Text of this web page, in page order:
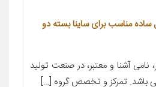
ساده مناسب برای ساینا بسته دو
آشنا و معتبر، در صنعت تولید
باشد. تمرکز و تخصص گروه […]